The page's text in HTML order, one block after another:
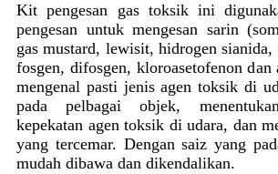
Kit pengesan gas toksik ini
pengesan untuk mengesan sarin
gas mustard, lewisit, hidrogen
fosgen, difosgen, kloroasetofenon
mengenal pasti jenis agen toksik di
pada pelbagai objek,
kepekatan agen toksik di udara, dan
yang tercemar. Dengan saiz yang
mudah dibawa dan dikendalikan.